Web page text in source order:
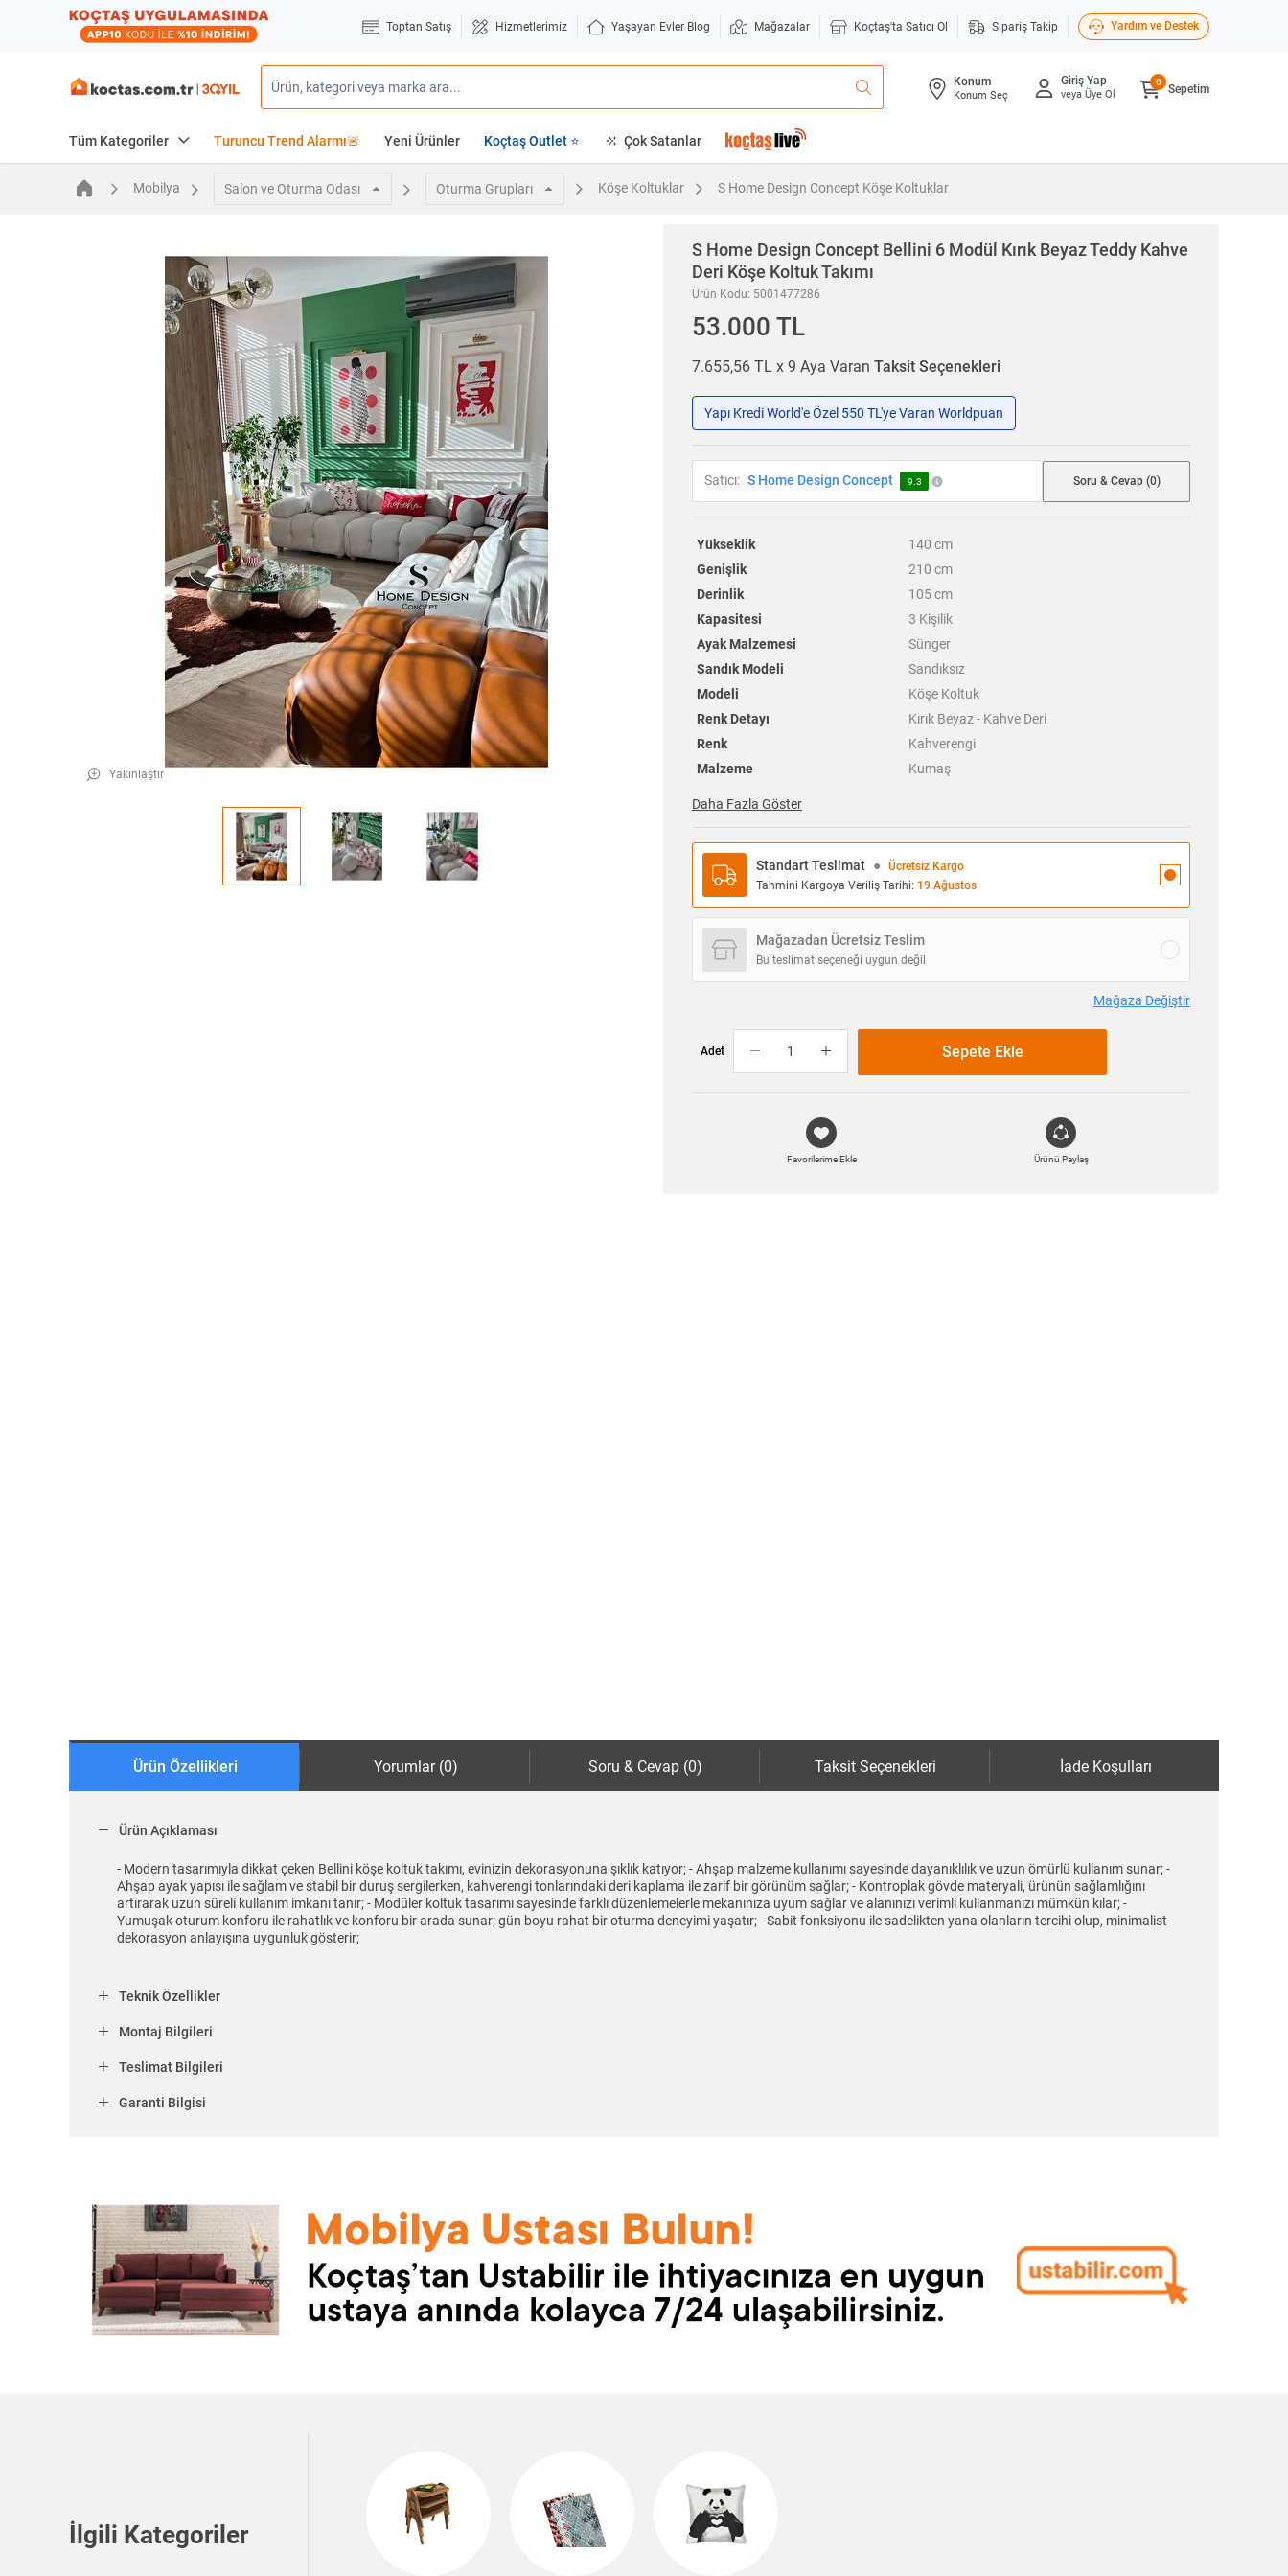
Toptan Satış Hizmetlerimiz Yaşayan Evler Blog Mağazalar Koçtaş'ta Satıcı Ol Sipariş Takip Yardım ve Destek
Konum
Konum Seç
Giriş Yap
veya Üye Ol Sepetim
0
Tüm Kategoriler Turuncu Trend Alarmı🚨 Yeni Ürünler Koçtaş Outlet ⭐ Çok Satanlar
Mobilya Salon ve Oturma Odası Oturma Grupları Köşe Koltuklar S Home Design Concept Köşe Koltuklar
Yakınlaştır
S Home Design Concept Bellini 6 Modül Kırık Beyaz Teddy Kahve
Deri Köşe Koltuk Takımı
Ürün Kodu: 5001477286
53.000 TL
7.655,56 TL x 9 Aya Varan Taksit Seçenekleri
Yapı Kredi World'e Özel 550 TL'ye Varan Worldpuan
Satıcı: S Home Design Concept 9.3 Soru & Cevap (0)
Yükseklik 140 cm
Genişlik
210 cm
Derinlik
105 cm
Kapasitesi
3 Kişilik
Ayak Malzemesi
Sünger
Sandık Modeli
Sandıksız
Modeli
Köşe Koltuk
Renk Detayı
Kırık Beyaz - Kahve Deri
Renk
Kahverengi
Malzeme
Kumaş
Daha Fazla Göster
Standart Teslimat ●
Ücretsiz Kargo
Tahmini Kargoya Veriliş Tarihi: 19 Ağustos
Mağazadan Ücretsiz Teslim
Bu teslimat seçeneği uygun değil
Mağaza Değiştir
Adet Sepete Ekle
Favorilerime Ekle Ürünü Paylaş
Ürün Özellikleri Yorumlar (0) Soru & Cevap (0) Taksit Seçenekleri İade Koşulları
Ürün Açıklaması
- Modern tasarımıyla dikkat çeken Bellini köşe koltuk takımı, evinizin dekorasyonuna şıklık katıyor; - Ahşap malzeme kullanımı sayesinde dayanıklılık ve uzun ömürlü kullanım sunar; -
Ahşap ayak yapısı ile sağlam ve stabil bir duruş sergilerken, kahverengi tonlarındaki deri kaplama ile zarif bir görünüm sağlar; - Kontroplak gövde materyali, ürünün sağlamlığını
artırarak uzun süreli kullanım imkanı tanır; - Modüler koltuk tasarımı sayesinde farklı düzenlemelerle mekanınıza uyum sağlar ve alanınızı verimli kullanmanızı mümkün kılar; -
Yumuşak oturum konforu ile rahatlık ve konforu bir arada sunar; gün boyu rahat bir oturma deneyimi yaşatır; - Sabit fonksiyonu ile sadelikten yana olanların tercihi olup, minimalist
dekorasyon anlayışına uygunluk gösterir;
Teknik Özellikler
Montaj Bilgileri
Teslimat Bilgileri
Garanti Bilgisi
İlgili Kategoriler